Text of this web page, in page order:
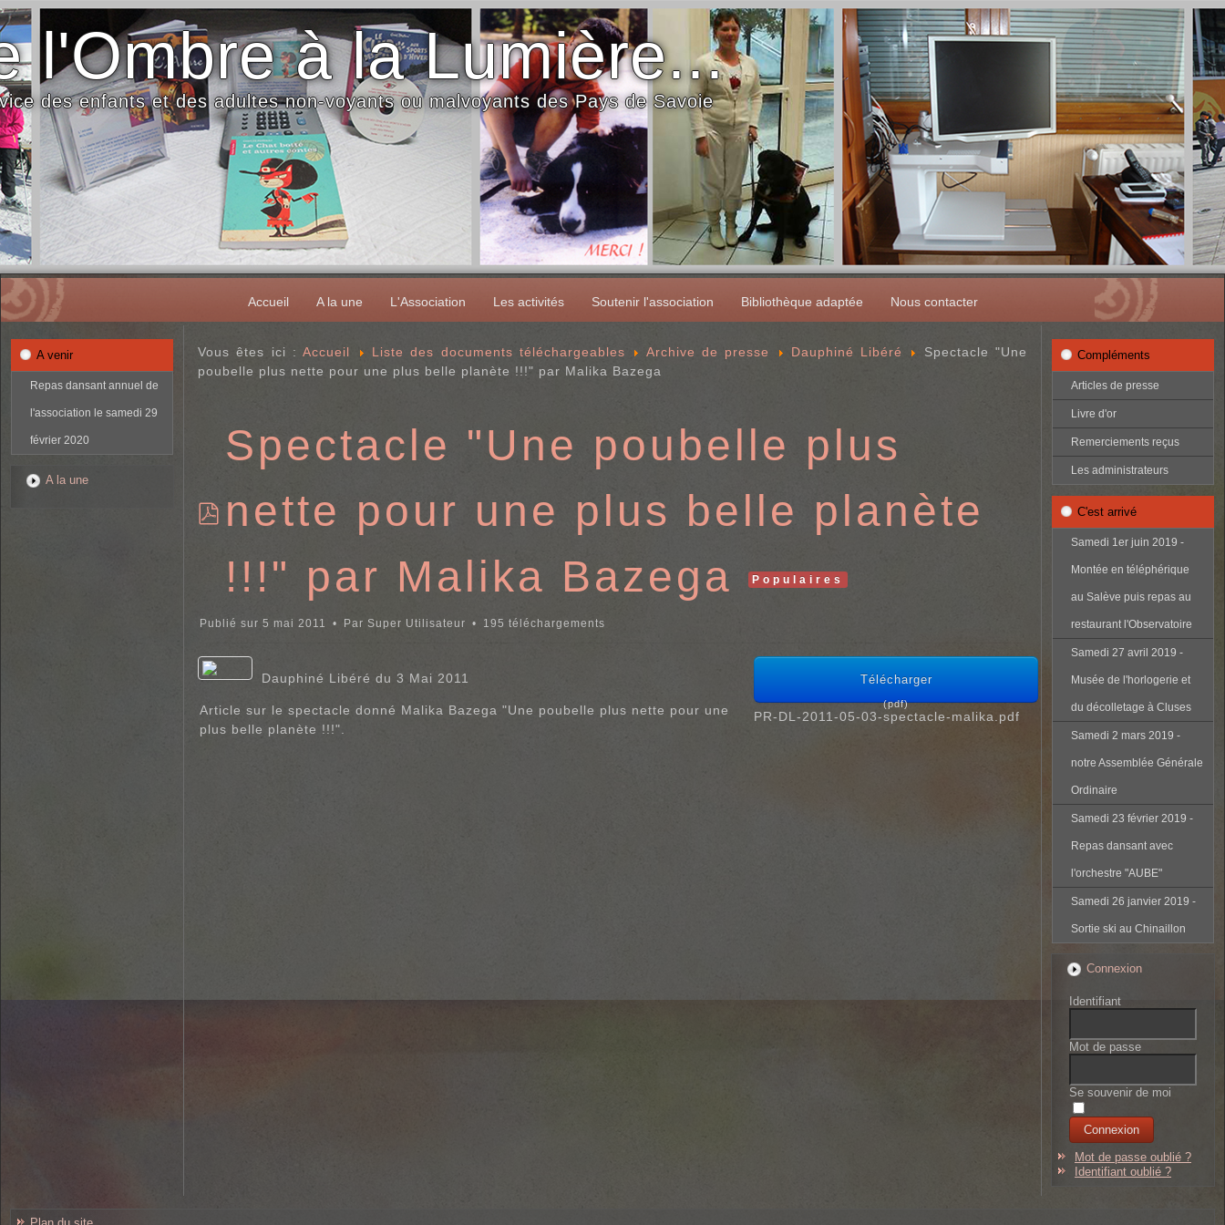
l'Ombre à la Lumière...
des enfants et des adultes non-voyants ou malvoyants des Pays de Savoie
Accueil A la une L'Association Les activités Soutenir l'association Bibliothèque adaptée Nous contacter
A venir
Repas dansant annuel de
l'association le samedi 29
février 2020
A la une
Vous êtes ici :Accueil Liste des documents téléchargeables Archive de presse Dauphiné Libéré
Spectacle "Une
poubelle plus nette pour une plus belle planète !!!" par Malika Bazega
Spectacle "Une poubelle plus
nette pour une plus belle planète
!!!" par Malika Bazega
Populaires
Publié sur 5 mai 2011 Par Super Utilisateur 195 téléchargements
Télécharger
(pdf)
PR-DL-2011-05-03-spectacle-malika.pdf
Dauphiné Libéré du 3 Mai 2011
Article sur le spectacle donné Malika Bazega "Une poubelle plus nette pour une
plus belle planète !!!".
Compléments
Articles de presse
Livre d'or
Remerciements reçus
Les administrateurs
C'est arrivé
Samedi 1er juin 2019 -
Montée en téléphérique
au Salève puis repas au
restaurant l'Observatoire
Samedi 27 avril 2019 -
Musée de l'horlogerie et
du décolletage à Cluses
Samedi 2 mars 2019 -
notre Assemblée Générale
Ordinaire
Samedi 23 février 2019 -
Repas dansant avec
l'orchestre "AUBE"
Samedi 26 janvier 2019 -
Sortie ski au Chinaillon
Connexion
Identifiant
Mot de passe
Se souvenir de moi
Mot de passe oublié ?
Identifiant oublié ?